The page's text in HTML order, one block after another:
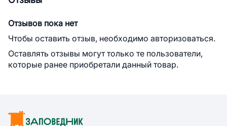
Отзывов пока нет
Чтобы оставить отзыв, необходимо авторизоваться.
Оставлять отзывы могут только те пользователи,
которые ранее приобретали данный товар.